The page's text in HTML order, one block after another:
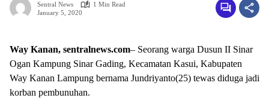
Sentral News
1 Min Read
January 5, 2020
Way Kanan, sentralnews.com– Seorang warga Dusun II Sinar
Ogan Kampung Sinar Gading, Kecamatan Kasui, Kabupaten
Way Kanan Lampung bernama Jundriyanto(25) tewas diduga jadi
korban pembunuhan.